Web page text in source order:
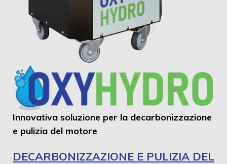
Innovativa soluzione per la decarbonizzazione
e pulizia del motore
DECARBONIZZAZIONE E PULIZIA DEL